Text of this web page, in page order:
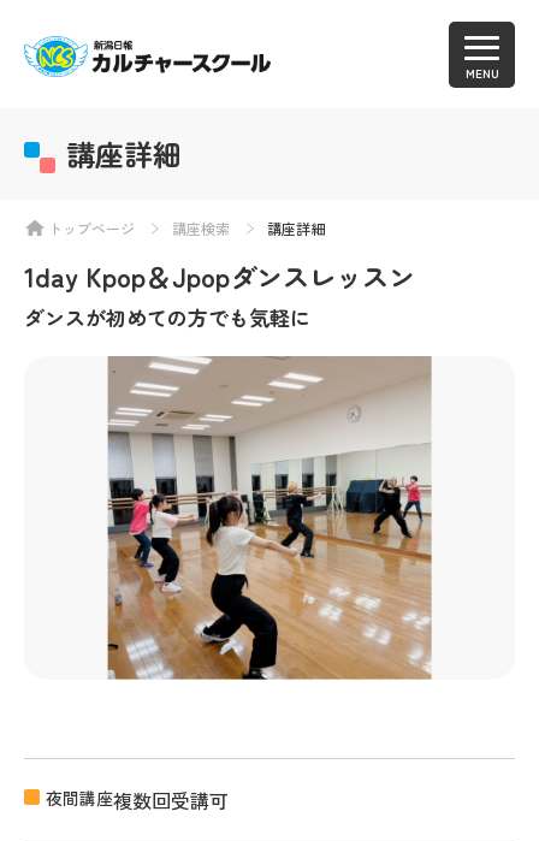
MENU
講座詳細
トップページ 講座検索 講座詳細
1day Kpop＆Jpopダンスレッスン
ダンスが初めての方でも気軽に
夜間講座複数回受講可